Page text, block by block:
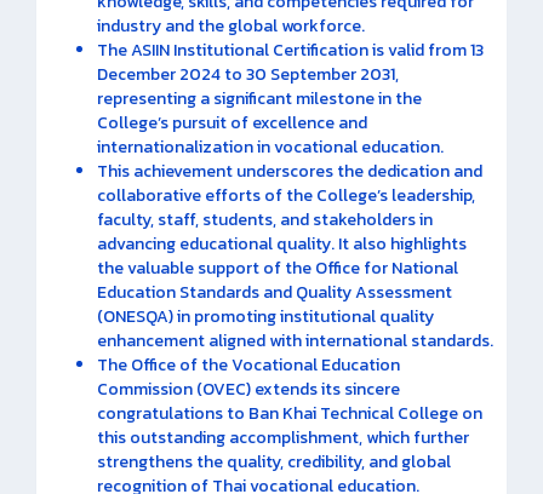
industry and the global workforce.
The ASIIN Institutional Certification is valid from 13
December 2024 to 30 September 2031,
representing a significant milestone in the
College’s pursuit of excellence and
internationalization in vocational education.
This achievement underscores the dedication and
collaborative efforts of the College’s leadership,
faculty, staff, students, and stakeholders in
advancing educational quality. It also highlights
the valuable support of the Office for National
Education Standards and Quality Assessment
(ONESQA) in promoting institutional quality
enhancement aligned with international standards.
The Office of the Vocational Education
Commission (OVEC) extends its sincere
congratulations to Ban Khai Technical College on
this outstanding accomplishment, which further
strengthens the quality, credibility, and global
recognition of Thai vocational education.